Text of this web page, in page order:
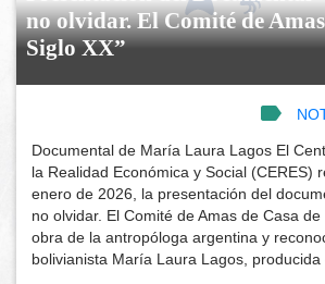
no olvidar. El Comité de
Siglo XX”
Documental de María Laura Lagos El
la Realidad Económica y Social (CERES)
enero de 2026, la presentación del
no olvidar. El Comité de Amas de Casa de
obra de la antropóloga argentina y
bolivianista María Laura Lagos,